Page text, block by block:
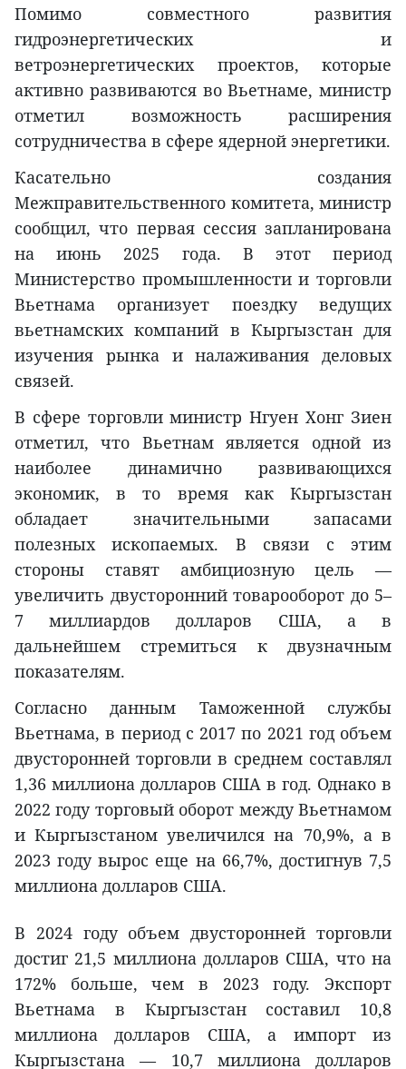
Помимо совместного развития
гидроэнергетических и
ветроэнергетических проектов, которые
активно развиваются во Вьетнаме, министр
отметил возможность расширения
сотрудничества в сфере ядерной энергетики.
Касательно создания
Межправительственного комитета, министр
сообщил, что первая сессия запланирована
на июнь 2025 года. В этот период
Министерство промышленности и торговли
Вьетнама организует поездку ведущих
вьетнамских компаний в Кыргызстан для
изучения рынка и налаживания деловых
связей.
В сфере торговли министр Нгуен Хонг Зиен
отметил, что Вьетнам является одной из
наиболее динамично развивающихся
экономик, в то время как Кыргызстан
обладает значительными запасами
полезных ископаемых. В связи с этим
стороны ставят амбициозную цель —
увеличить двусторонний товарооборот до 5–
7 миллиардов долларов США, а в
дальнейшем стремиться к двузначным
показателям.
Согласно данным Таможенной службы
Вьетнама, в период с 2017 по 2021 год объем
двусторонней торговли в среднем составлял
1,36 миллиона долларов США в год. Однако в
2022 году торговый оборот между Вьетнамом
и Кыргызстаном увеличился на 70,9%, а в
2023 году вырос еще на 66,7%, достигнув 7,5
миллиона долларов США.
В 2024 году объем двусторонней торговли
достиг 21,5 миллиона долларов США, что на
172% больше, чем в 2023 году. Экспорт
Вьетнама в Кыргызстан составил 10,8
миллиона долларов США, а импорт из
Кыргызстана — 10,7 миллиона долларов